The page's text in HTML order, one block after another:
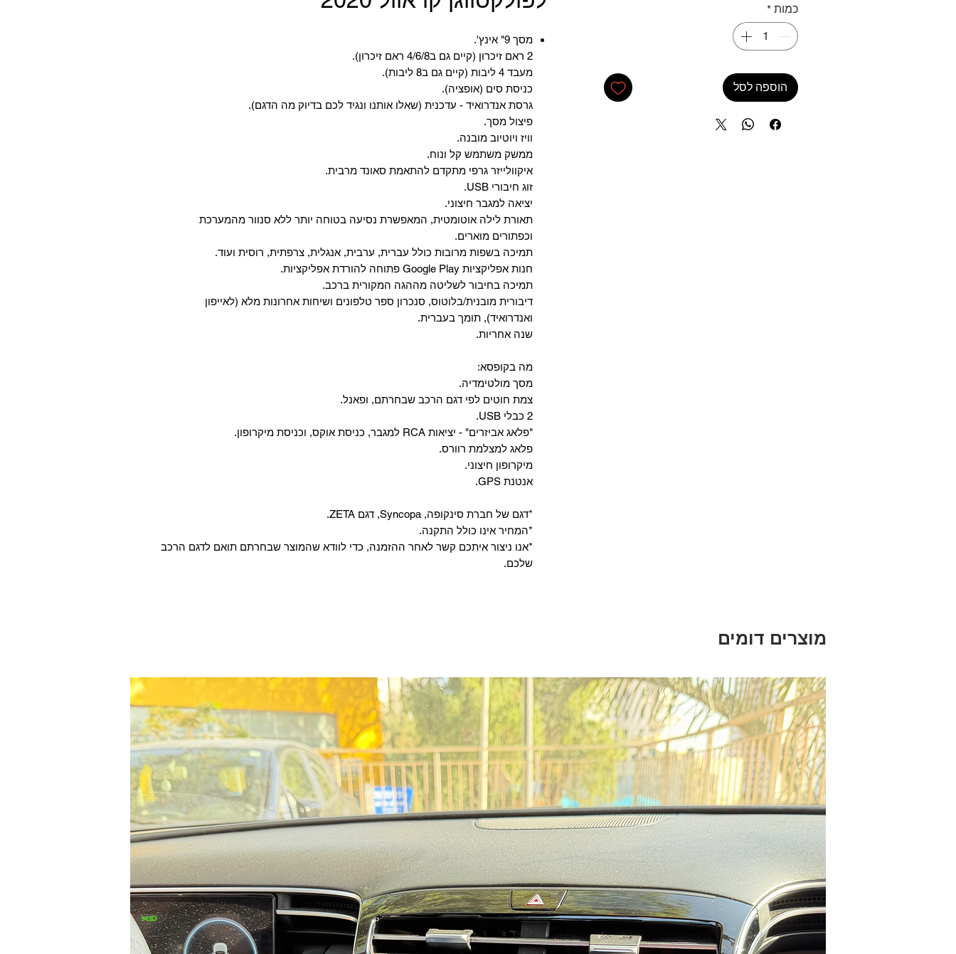
מסך 9" אינץ'.
2 ראם זיכרון (קיים גם ב4/6/8 ראם זיכרון).
מעבד 4 ליבות (קיים גם ב8 ליבות).
כניסת סים (אופציה).
גרסת אנדרואיד - עדכנית (שאלו אותנו ונגיד לכם בדיוק מה הדגם).
פיצול מסך.
וויז ויוטיוב מובנה.
ממשק משתמש קל ונוח.
איקוולייזר גרפי מתקדם להתאמת סאונד מרבית.
זוג חיבורי USB.
יציאה למגבר חיצוני.
תאורת לילה אוטומטית, המאפשרת נסיעה בטוחה יותר ללא סנוור מהמערכת
וכפתורים מוארים.
תמיכה בשפות מרובות כולל עברית, ערבית, אנגלית, צרפתית, רוסית ועוד.
‏חנות אפליקציות Google Play פתוחה להורדת אפליקציות.
‏תמיכה בחיבור לשליטה מההגה המקורית ברכב.
‏דיבורית מובנית/בלוטוס, ‏סנכרון ספר טלפונים ושיחות אחרונות מלא (לאייפון
ואנדרואיד), תומך בעברית.
שנה אחריות.
מה בקופסא:
מסך מולטימדיה.
צמת חוטים לפי דגם הרכב שבחרתם, ופאנל.
2 כבלי USB.
"פלאג אביזרים" - יציאות RCA למגבר, כניסת אוקס, וכניסת מיקרופון.
פלאג למצלמת רוורס.
מיקרופון חיצוני.
אנטנת GPS.
*דגם של חברת סינקופה, Syncopa, דגם ZETA.
*המחיר אינו כולל התקנה.
*אנו ניצור איתכם קשר לאחר ההזמנה, כדי לוודא שהמוצר שבחרתם תואם לדגם הרכב
שלכם.
כמות *
הוספה לסל
מוצרים דומים